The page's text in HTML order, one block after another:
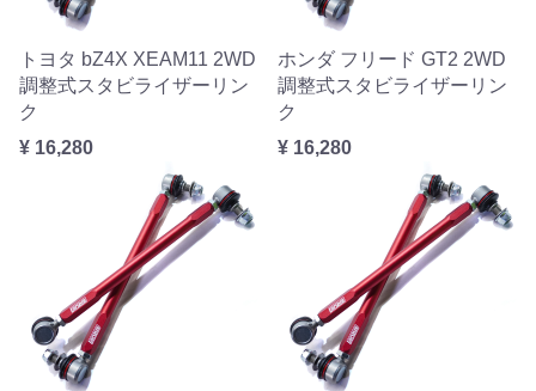
トヨタ bZ4X XEAM11 2WD
調整式スタビライザーリン
ク
¥ 16,280
ホンダ フリード GT2 2WD
調整式スタビライザーリン
ク
¥ 16,280